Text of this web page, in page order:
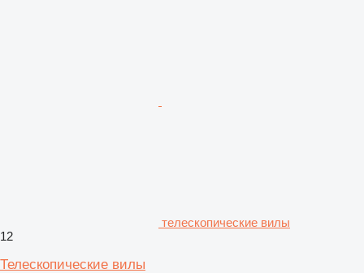
телескопические вилы
12
Телескопические вилы